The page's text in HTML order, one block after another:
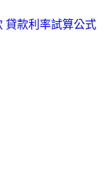
貸款利率試算公式